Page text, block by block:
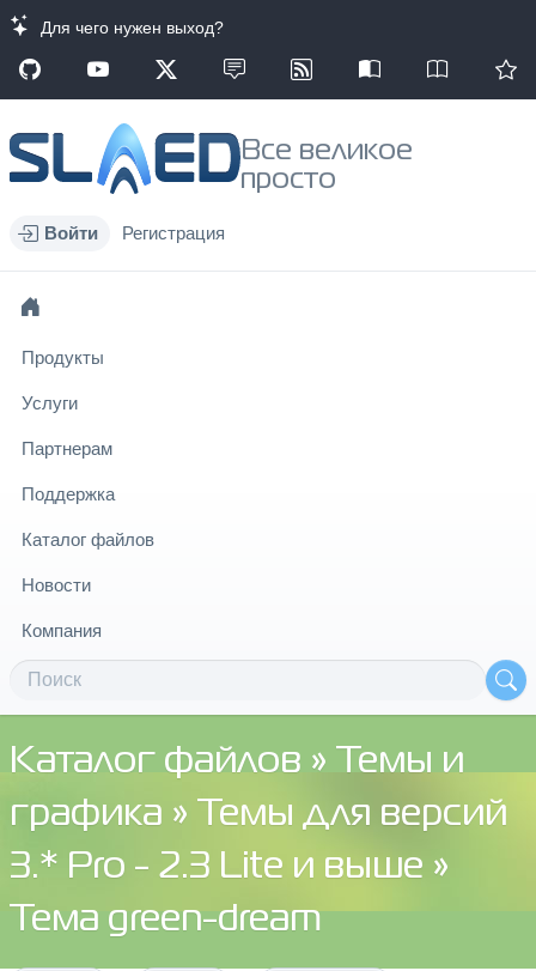
Для чего нужен выход?
Все великое
просто
Войти Регистрация
Продукты
Услуги
Партнерам
Поддержка
Каталог файлов
Новости
Компания
Каталог файлов »
Темы и
графика »
Темы для версий
3.* Pro - 2.3 Lite и выше »
Тема green-dream